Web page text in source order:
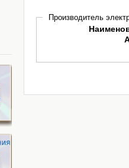
Производитель